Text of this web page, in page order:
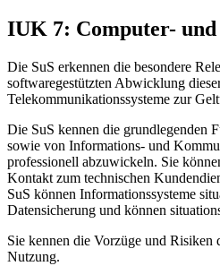
IUK 7: Computer-
Die SuS erkennen die besondere
softwaregestützten Abwicklung
Telekommunikationssysteme zur
Die SuS kennen die grundlegenden
sowie von Informations- und
professionell abzuwickeln. Sie
Kontakt zum technischen
SuS können Informationssysteme
Datensicherung und können
Sie kennen die Vorzüge und Risiken
Nutzung.